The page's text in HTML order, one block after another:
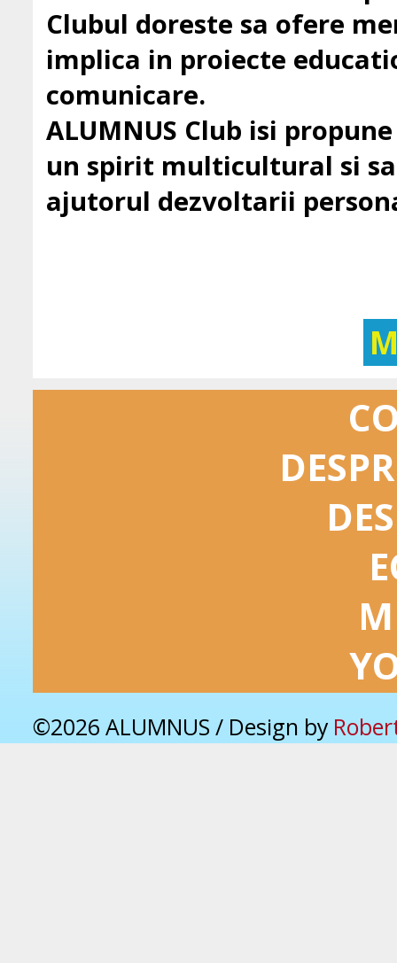
Clubul doreste sa ofere
implica in proiecte
comunicare.
ALUMNUS Club isi
un spirit multicultural si
ajutorul dezvoltarii
©2026 ALUMNUS / Design by